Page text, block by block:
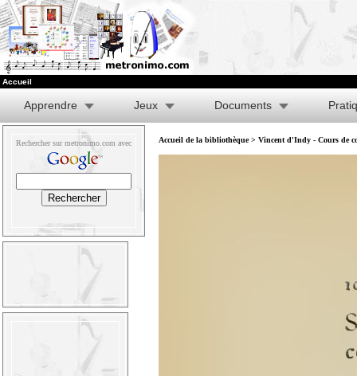
Accueil
Apprendre Jeux Documents
Rechercher sur metronimo.com avec Accueil de la bibliothèque> Vincent d'Indy - Cours de